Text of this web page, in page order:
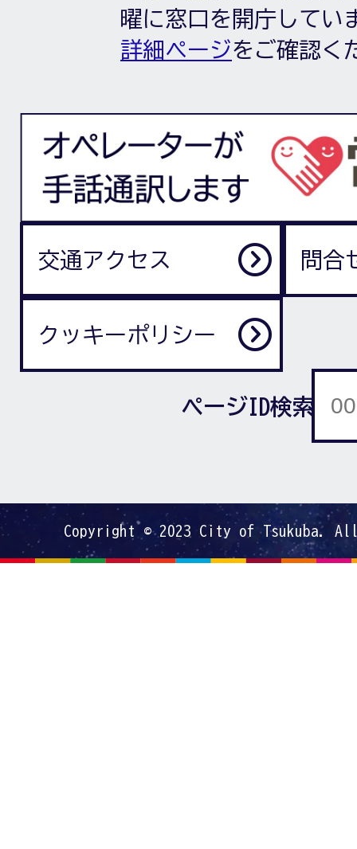
曜に窓口を開庁してい
詳細ページをご確認く
交通アクセス 問合
クッキーポリシー
ページID検索
Copyright © 2023 City of Tsukuba.